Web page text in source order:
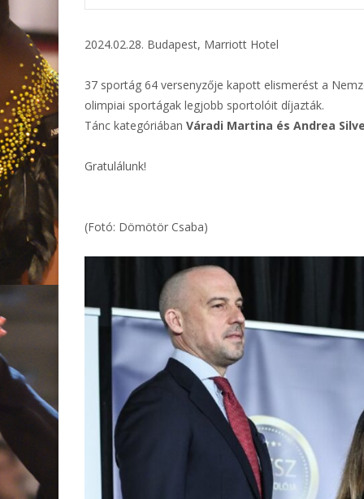
2024.02.28. Budapest, Marriott Hotel
37 sportág 64 versenyzője kapott elismerést a
olimpiai sportágak legjobb sportolóit díjazták.
Tánc kategóriában Váradi Martina és Andrea
Gratulálunk!
(Fotó: Dömötör Csaba)